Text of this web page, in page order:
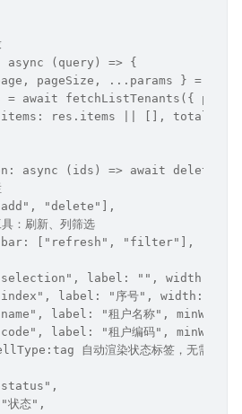
async (query) => {
pageSize, ...params } =
= await fetchListTenants({
res.items || [], total:
async (ids) => await
"delete"],
：刷新、列筛选
["refresh", "filter"],
label: "", width: 50
label: "序号", width: 60
label: "租户名称",
label: "租户编码",
自动渲染状态标签，无需插槽
态",